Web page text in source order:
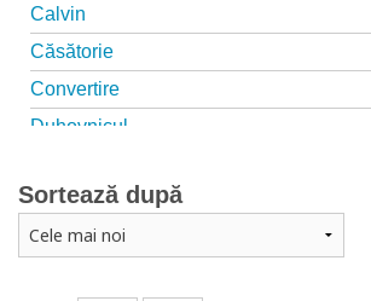
Calvin
Căsătorie
Convertire
Duhovnicul
Familia creștină
isihasm
Sortează după